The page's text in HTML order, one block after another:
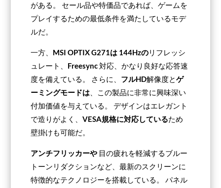
がある。 セール品や特価品であれば、ゲームを
プレイするための最低条件を満たしているモデ
ルだ。
一方、 MSI OPTIX G271は 144Hzのリフレッシ
ュレート、 Freesync対応、かなり良好な応答速
度を備えている。 さらに、 フルHD解像度とゲ
ーミングモードは 、この製品に非常に興味深い
付加価値を与えている。 デザインはエレガント
で造りがよく、VESA規格に対応しているため
壁掛けも可能だ。
アンチフリッカーや 目の疲れを軽減するブルー
トーンリダクションなど、最新のスクリーンに
特徴的なテクノロジーを搭載している。 パネル